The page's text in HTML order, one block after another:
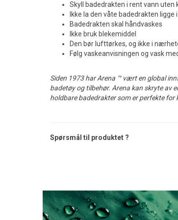
Skyll badedrakten i rent vann uten
Ikke la den våte badedrakten ligge
Badedrakten skal håndvaskes
Ikke bruk blekemiddel
Den bør lufttørkes, og ikke i
Følg vaskeanvisningen og vask
Siden 1973 har Arena ™ vært en global
badetøy og tilbehør. Arena kan skryte av
holdbare badedrakter som er perfekte for
Spørsmål til produktet ?